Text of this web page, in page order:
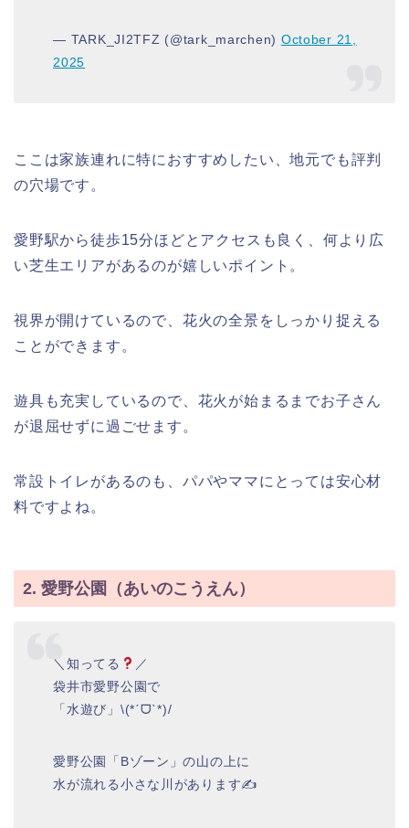
— TARK_JI2TFZ (@tark_marchen) October 21,
2025
ここは家族連れに特におすすめしたい、地元でも評判
の穴場です。
愛野駅から徒歩15分ほどとアクセスも良く、何より広
い芝生エリアがあるのが嬉しいポイント。
視界が開けているので、花火の全景をしっかり捉える
ことができます。
遊具も充実しているので、花火が始まるまでお子さん
が退屈せずに過ごせます。
常設トイレがあるのも、パパやママにとっては安心材
料ですよね。
2. 愛野公園（あいのこうえん）
＼知ってる
／
袋井市愛野公園で
「水遊び」\(*ˊᗜˋ*)/
愛野公園「Bゾーン」の山の上に
水が流れる小さな川があります✍